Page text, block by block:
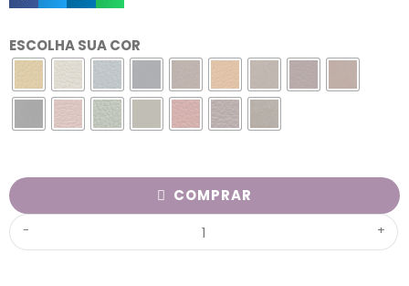
ESCOLHA SUA COR
- +
COMPRAR